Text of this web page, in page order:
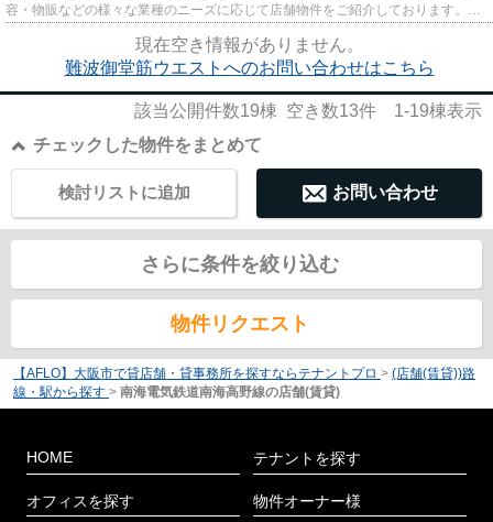
容・物販などの様々な業種のニーズに応じて店舗物件をご紹介しております。
尚、弊社ではおとり広告は一切...
現在空き情報がありません。
難波御堂筋ウエストへのお問い合わせはこちら
該当公開件数19棟 空き数13件 1-19棟表示
チェックした物件をまとめて
お問い合わせ
検討リストに追加
さらに条件を絞り込む
物件リクエスト
【AFLO】大阪市で貸店舗・貸事務所を探すならテナントプロ > (店舗(賃貸))路
線・駅から探す > 南海電気鉄道南海高野線の店舗(賃貸)
HOME
オフィスを探す
テナントを探す
物件オーナー様